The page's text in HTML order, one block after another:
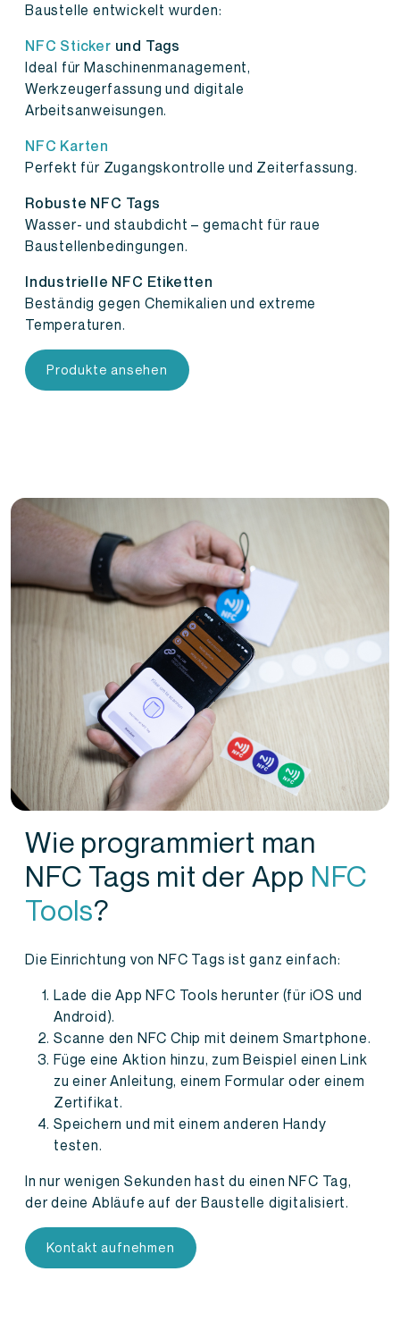
Baustelle entwickelt wurden:
NFC Sticker und Tags
Ideal für Maschinenmanagement,
Werkzeugerfassung und digitale
Arbeitsanweisungen.
NFC Karten
Perfekt für Zugangskontrolle und Zeiterfassung.
Robuste NFC Tags
Wasser- und staubdicht – gemacht für raue
Baustellenbedingungen.
Industrielle NFC Etiketten
Beständig gegen Chemikalien und extreme
Temperaturen.
Produkte ansehen
Wie programmiert man
NFC Tags mit der App NFC
Tools?
Die Einrichtung von NFC Tags ist ganz einfach:
Lade die App NFC Tools herunter (für iOS und
Android).
Scanne den NFC Chip mit deinem Smartphone.
Füge eine Aktion hinzu, zum Beispiel einen Link
zu einer Anleitung, einem Formular oder einem
Zertifikat.
Speichern und mit einem anderen Handy
testen.
In nur wenigen Sekunden hast du einen NFC Tag,
der deine Abläufe auf der Baustelle digitalisiert.
Kontakt aufnehmen